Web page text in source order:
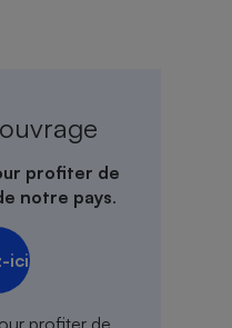
profiter de
notre pays.
ici